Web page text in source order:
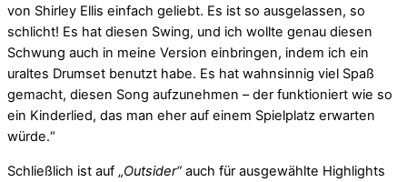
von Shirley Ellis einfach geliebt. Es ist so ausgelassen, so
schlicht! Es hat diesen Swing, und ich wollte genau diesen
Schwung auch in meine Version einbringen, indem ich ein
uraltes Drumset benutzt habe. Es hat wahnsinnig viel Spaß
gemacht, diesen Song aufzunehmen – der funktioniert wie so
ein Kinderlied, das man eher auf einem Spielplatz erwarten
würde.“
Schließlich ist auf „Outsider“auch für ausgewählte Highlights